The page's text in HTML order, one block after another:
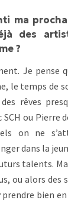
ma
des
?
Je pense
le temps de
rêves
ou Pierre
on ne
dans la
talents.
ou alors des
bien